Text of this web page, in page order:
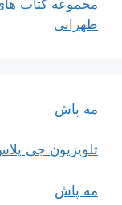
مجموعه کتاب
طهرانی
مه پاش
تلویزیون جی
مه پاش